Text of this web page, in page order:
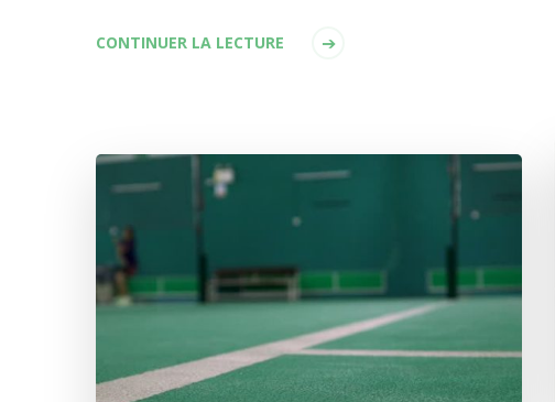
CONTINUER LA LECTURE